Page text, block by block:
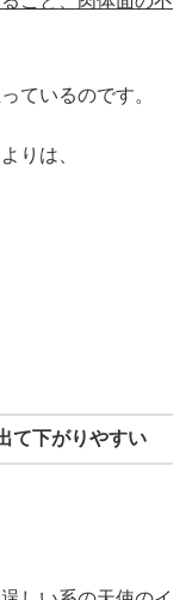
ているのです。
りは、
て下がりやすい